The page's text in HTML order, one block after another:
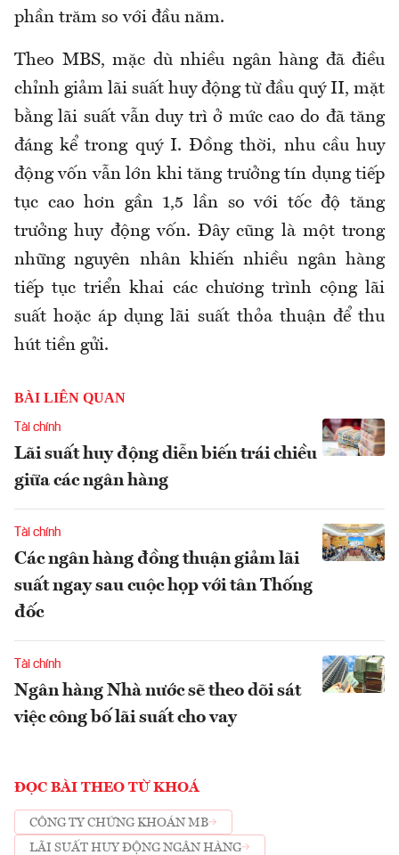
phần trăm so với đầu năm.
Theo MBS, mặc dù nhiều ngân hàng đã điều
chỉnh giảm lãi suất huy động từ đầu quý II, mặt
bằng lãi suất vẫn duy trì ở mức cao do đã tăng
đáng kể trong quý I. Đồng thời, nhu cầu huy
động vốn vẫn lớn khi tăng trưởng tín dụng tiếp
tục cao hơn gần 1,5 lần so với tốc độ tăng
trưởng huy động vốn. Đây cũng là một trong
những nguyên nhân khiến nhiều ngân hàng
tiếp tục triển khai các chương trình cộng lãi
suất hoặc áp dụng lãi suất thỏa thuận để thu
hút tiền gửi.
BÀI LIÊN QUAN
Tài chính
Lãi suất huy động diễn biến trái chiều
giữa các ngân hàng
Tài chính
Các ngân hàng đồng thuận giảm lãi
suất ngay sau cuộc họp với tân Thống
đốc
Tài chính
Ngân hàng Nhà nước sẽ theo dõi sát
việc công bố lãi suất cho vay
ĐỌC BÀI THEO TỪ KHOÁ
CÔNG TY CHỨNG KHOÁN MB
LÃI SUẤT HUY ĐỘNG NGÂN HÀNG